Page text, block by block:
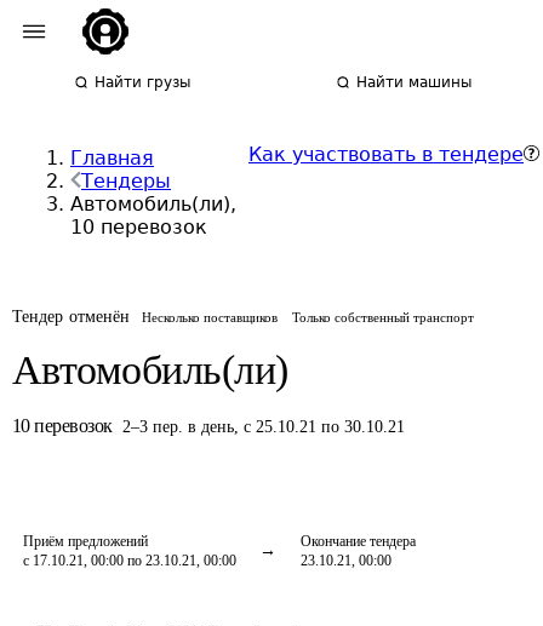
Найти грузы Найти машины
Главная
Тендеры
Автомобиль(ли),
10 перевозок
Как участвовать в тендере
Тендер отменён Несколько поставщиков Только собственный транспорт
Автомобиль(ли)
10 перевозок 2–3 пер. в день, с 25.10.21 по 30.10.21
Приём предложений
с 17.10.21, 00:00 по 23.10.21, 00:00
Окончание тендера
23.10.21, 00:00